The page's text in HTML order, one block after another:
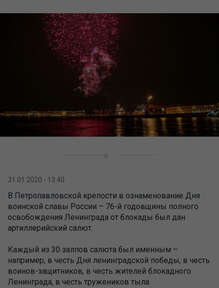
31.01.2020 - 13:40
В Петропавловской крепости в ознаменование Дня
воинской славы России – 76-й годовщины полного
освобождения Ленинграда от блокады был дан
артиллерийский салют.
Каждый из 30 залпов салюта был именным –
например, в честь Дня ленинградской победы, в честь
воинов-защитников, в честь жителей блокадного
Ленинграда, в честь тружеников тыла.